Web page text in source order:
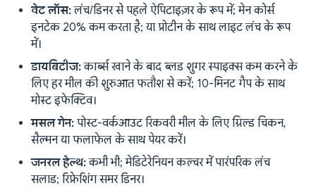
वेट लॉस:लंच/डिनर से पहले ऐपिटाइज़र के रूप में; मेन कोर्स
इनटेक 20% कम करता है; या प्रोटीन के साथ लाइट लंच के रूप
में।
डायबिटीज:कार्ब्स खाने के बाद ब्लड शुगर स्पाइक्स कम करने के
लिए हर मील की शुरुआत फतौश से करें; 10-मिनट गैप के साथ
मोस्ट इफेक्टिव।
मसल गेन: पोस्ट-वर्कआउट रिकवरी मील के लिए ग्रिल्ड चिकन,
सैल्मन या फलाफेल के साथ पेयर करें।
जनरल हेल्थ:कभी भी; मेडिटेरेनियन कल्चर में पारंपरिक लंच
सलाड; रिफ्रेशिंग समर डिनर।